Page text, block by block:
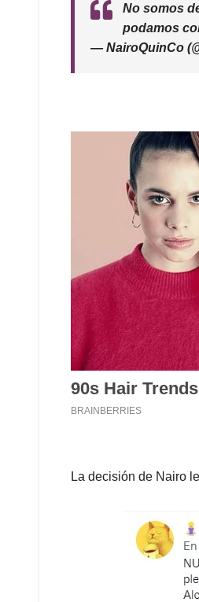
No somos
podamos
— NairoQuinCo
La decisión de Nairo